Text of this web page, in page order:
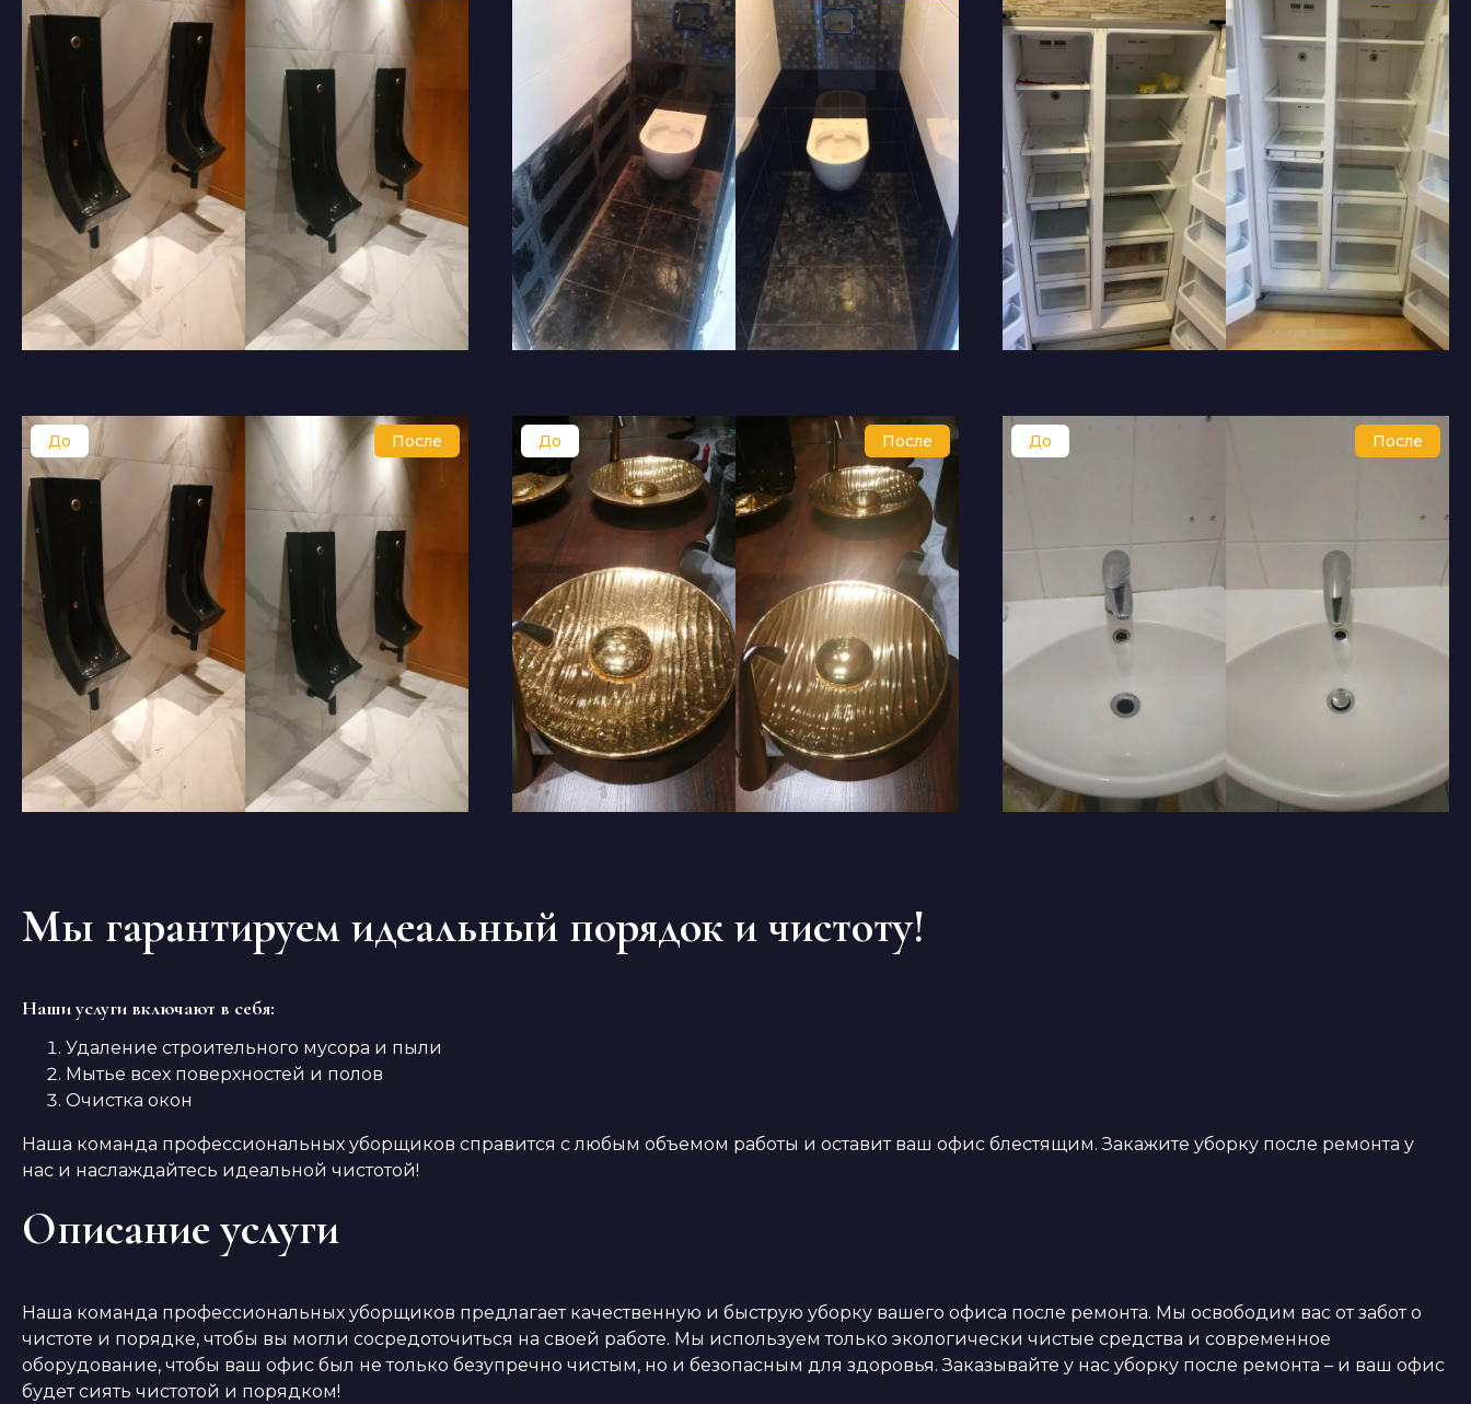
Мы гарантируем идеальный порядок и чистоту!
Наши услуги включают в себя:
Удаление строительного мусора и пыли
Мытье всех поверхностей и полов
Очистка окон
Наша команда профессиональных уборщиков справится с любым объемом работы и оставит ваш офис блестящим. Закажите уборку после ремонта у
нас и наслаждайтесь идеальной чистотой!
Описание услуги
Наша команда профессиональных уборщиков предлагает качественную и быструю уборку вашего офиса после ремонта. Мы освободим вас от забот о
чистоте и порядке, чтобы вы могли сосредоточиться на своей работе. Мы используем только экологически чистые средства и современное
оборудование, чтобы ваш офис был не только безупречно чистым, но и безопасным для здоровья. Заказывайте у нас уборку после ремонта – и ваш офис
будет сиять чистотой и порядком!